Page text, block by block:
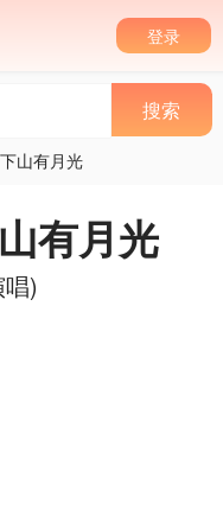
登录
山有月光
有月光
)